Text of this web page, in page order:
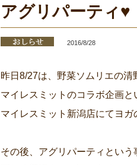
アグリパーティ♥
2016/8/28
昨日8/27は、野菜ソムリエの清
マイレスミットのコラボ企画と
マイレスミット新潟店にてヨガ
その後、アグリパーティという